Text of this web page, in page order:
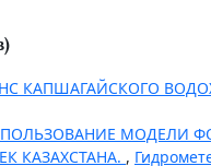
КАПШАГАЙСКОГО
МОДЕЛИ
КАЗАХСТАНА. ,